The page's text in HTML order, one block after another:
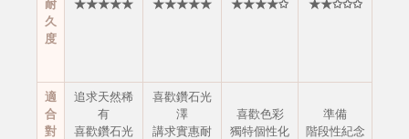
耐
久
度
★★★★★ ★★★★★ ★★★★✩ ★★✩✩✩
適
合
對
追求天然稀
有
喜歡鑽石光
喜歡鑽石光
澤
講求實惠耐
喜歡色彩
獨特個性化
準備
階段性紀念